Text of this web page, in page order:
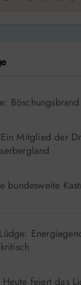
Böschungsbrand
Mitglied der
bundesweite
feiert das